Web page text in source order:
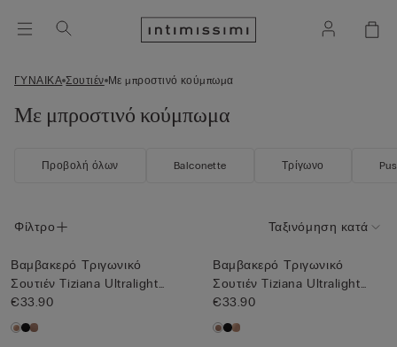
ΓΥΝΑΙΚΑ Σουτιέν Με μπροστινό κούμπωμα
Με μπροστινό κούμπωμα
Προβολή όλων Balconette Τρίγωνο
Φίλτρο Ταξινόμηση κατά
Βαμβακερό Τριγωνικό
Σουτιέν Tiziana Ultralight
Cot...
€33.90
Βαμβακερό Τριγωνικό
Σουτιέν Tiziana Ultralight
Cot...
€33.90